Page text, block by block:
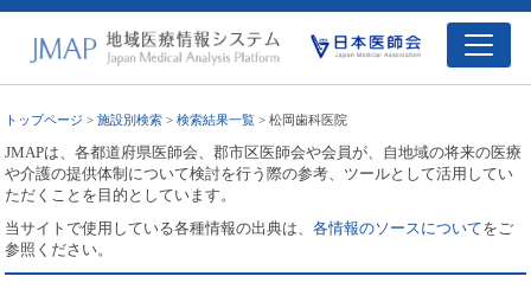
トップページ >施設別検索 >検索結果一覧 > 松岡歯科医院
JMAPは、各都道府県医師会、郡市区医師会や会員が、自地域の将来の医療
や介護の提供体制について検討を行う際の参考、ツールとして活用してい
ただくことを目的としています。
当サイトで使用している各種情報の出典は、各情報のソースについてをご
参照ください。